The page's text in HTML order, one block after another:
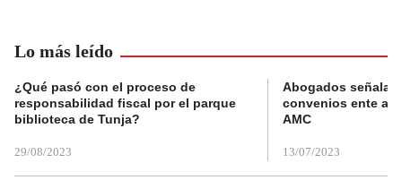
Lo más leído
¿Qué pasó con el proceso de
responsabilidad fiscal por el parque
biblioteca de Tunja?
29/08/2023
Abogados
convenios ente
AMC
13/07/2023